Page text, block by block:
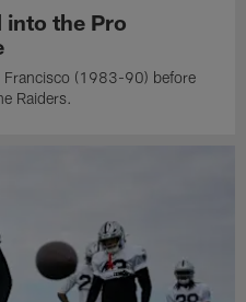
into the Pro
Francisco (1983-90) before
Raiders.